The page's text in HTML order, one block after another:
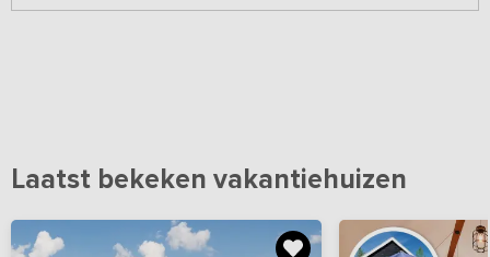
Laatst bekeken vakantiehuizen